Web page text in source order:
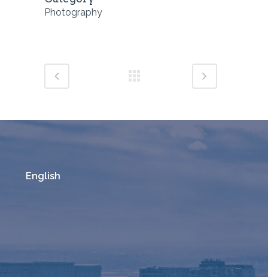
Photography
English